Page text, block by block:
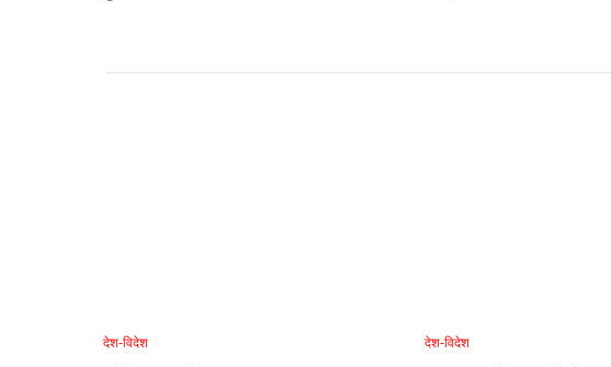
देश-विदेश देश-विदेश